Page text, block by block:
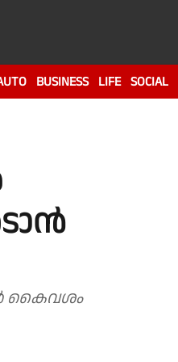
BUSINESS LIFE SOCIAL
കൈവശം